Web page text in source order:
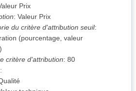
Prix
: Valeur Prix
du critère d'attribution seuil:
(pourcentage, valeur
critère d'attribution: 80
: